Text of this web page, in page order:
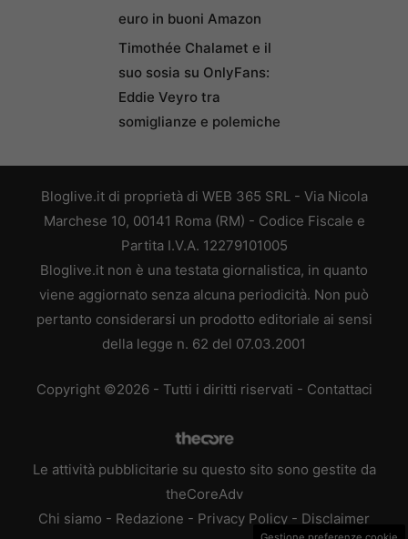
euro in buoni Amazon
Timothée Chalamet e il
suo sosia su OnlyFans:
Eddie Veyro tra
somiglianze e polemiche
Bloglive.it di proprietà di WEB 365 SRL - Via Nicola
Marchese 10, 00141 Roma (RM) - Codice Fiscale e
Partita I.V.A. 12279101005
Bloglive.it non è una testata giornalistica, in quanto
viene aggiornato senza alcuna periodicità. Non può
pertanto considerarsi un prodotto editoriale ai sensi
della legge n. 62 del 07.03.2001
Copyright ©2026 - Tutti i diritti riservati - Contattaci
Le attività pubblicitarie su questo sito sono gestite da
theCoreAdv
Chi siamo - Redazione - Privacy Policy - Disclaimer